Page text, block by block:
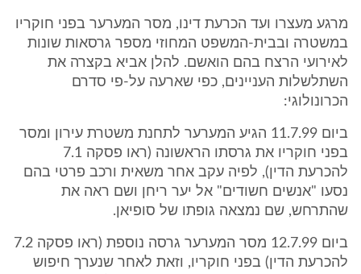
מרגע מעצרו ועד הכרעת דינו, מסר המערער בפני חוקריו
במשטרה ובבית-המשפט המחוזי מספר גרסאות שונות
לאירועי הרצח בהם הואשם. להלן אביא בקצרה את
השתלשלות העניינים, כפי שארעה על-פי סדרם
הכרונולוגי:
ביום 11.7.99 הגיע המערער לתחנת משטרת עירון ומסר
בפני חוקריו את גרסתו הראשונה (ראו פסקה 7.1
להכרעת הדין), לפיה עקב אחר משאית ורכב פרטי בהם
נסעו "אנשים חשודים" אל יער ריחן ושם ראה את
שהתרחש, שם נמצאה גופתו של סופיאן.
ביום 12.7.99 מסר המערער גרסה נוספת (ראו פסקה 7.2
להכרעת הדין) בפני חוקריו, וזאת לאחר שנערך חיפוש